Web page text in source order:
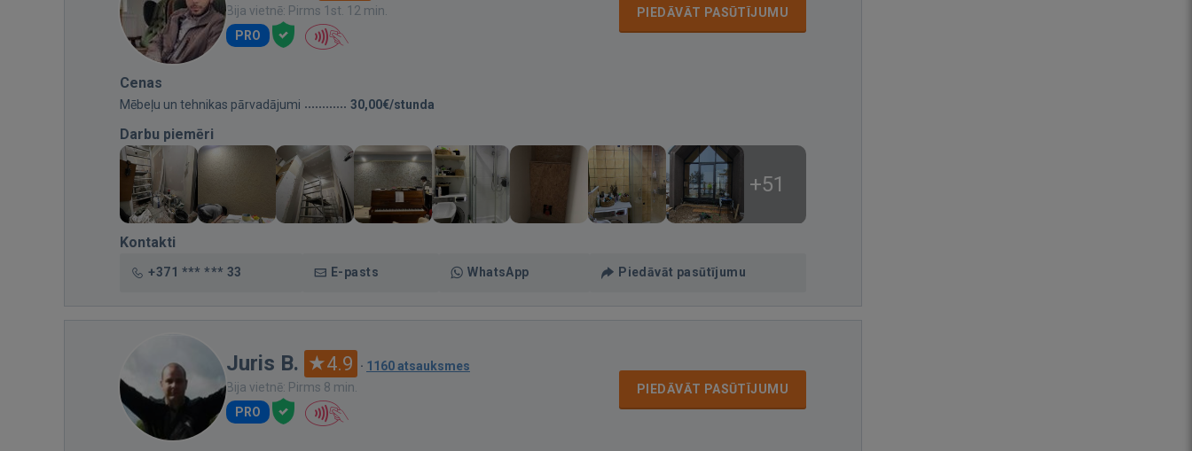
Bija vietnē: Pirms 1st. 12 min.
PRO
PIEDĀVĀT PASŪTĪJUMU
Cenas
Mēbeļu un tehnikas pārvadājumi 30,00€/stunda
Darbu piemēri
+51
Kontakti
+371 *** *** 33 E-pasts WhatsApp Piedāvāt pasūtījumu
Juris B. 4.9 · 1160 atsauksmes
Bija vietnē: Pirms 8 min.
PRO
PIEDĀVĀT PASŪTĪJUMU